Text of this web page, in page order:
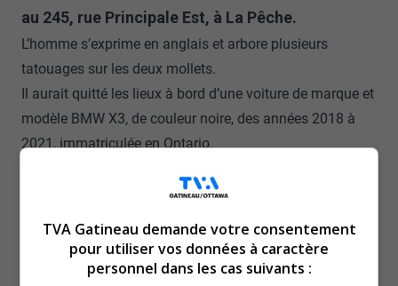
au 245, rue Principale Est, à La Pêche.
L’homme s’exprime en anglais et arbore plusieurs
tatouages sur les deux mollets.
Il aurait quitté les lieux à bord d’une voiture de marque et
modèle BMW X3, de couleur noire, des années 2018 à
2021, immatriculée en Ontario.
caisse argenté, de contours de fenêtres chromés, d’un
ventilées avec un contour argenté.
TVA Gatineau demande votre consentement
pour utiliser vos données à caractère
personnel dans les cas suivants :